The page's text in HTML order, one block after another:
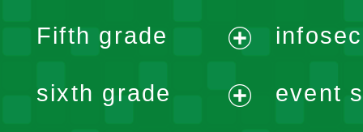
menu
Fifth grade
menu
sixth grade
event